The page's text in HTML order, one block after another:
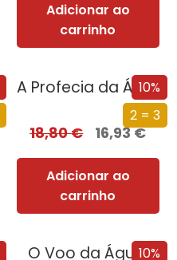
Adicionar ao
carrinho
10%
2 = 3
A Profecia da Águia
18,80€ 16,93€
Adicionar ao
carrinho
10%
O Voo da Águia